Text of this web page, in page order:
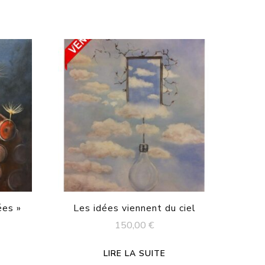
»
Les idées viennent du ciel
150,00 €
LIRE LA SUITE